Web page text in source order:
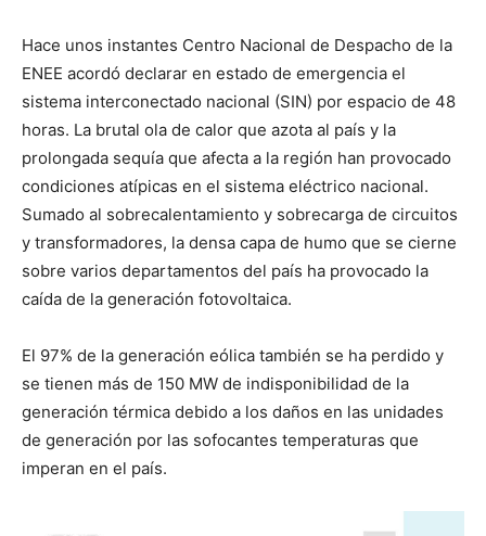
Hace unos instantes Centro Nacional de Despacho de la
ENEE acordó declarar en estado de emergencia el
sistema interconectado nacional (SIN) por espacio de 48
horas. La brutal ola de calor que azota al país y la
prolongada sequía que afecta a la región han provocado
condiciones atípicas en el sistema eléctrico nacional.
Sumado al sobrecalentamiento y sobrecarga de circuitos
y transformadores, la densa capa de humo que se cierne
sobre varios departamentos del país ha provocado la
caída de la generación fotovoltaica.
El 97% de la generación eólica también se ha perdido y
se tienen más de 150 MW de indisponibilidad de la
generación térmica debido a los daños en las unidades
de generación por las sofocantes temperaturas que
imperan en el país.